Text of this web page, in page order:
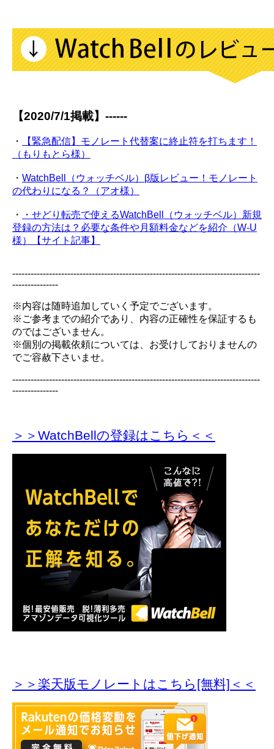
【2020/7/1掲載】------
・
【緊急配信】モノレート代替案に終止符を打ちます！
（もりもとら様）
・ WatchBell（ウォッチベル）β版レビュー！モノレート
の代わりになる？（アオ様）
・
・せどり転売で使えるWatchBell（ウォッチベル）新規
登録の方法は？必要な条件や月額料金などを紹介（W-U
様）【サイト記事】
---------------------------------------------------------------------------------
---------------
※内容は随時追加していく予定でございます。
※ご参考までの紹介であり、内容の正確性を保証するも
のではございません。
※個別の掲載依頼については、お受けしておりませんの
でご容赦下さいませ。
---------------------------------------------------------------------------------
---------------
＞＞WatchBellの登録はこちら＜＜
＞＞楽天版モノレートはこちら[無料]＜＜